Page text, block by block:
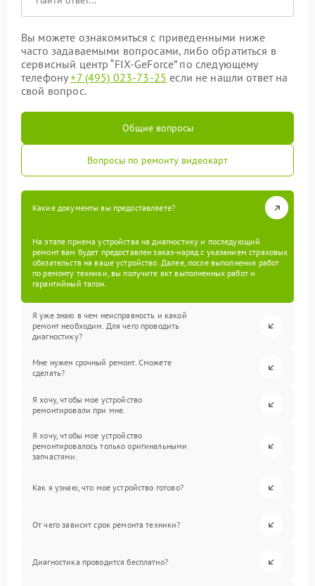
Вы можете ознакомиться с приведенными ниже
часто задаваемыми вопросами, либо обратиться в
сервисный центр “FIX-GeForce” по следующему
телефону+7 (495) 023-73-25 если не нашли ответ на
свой вопрос.
Общие вопросы
Вопросы по ремонту видеокарт
Какие документы вы предоставляете?
На этапе приема устройства на диагностику и последующий
ремонт вам будет предоставлен заказ-наряд с указанием страховых
обязательств на ваше устройство. Далее, после выполнения работ
по ремонту техники, вы получите акт выполненных работ и
гарантийный талон.
Я уже знаю в чем неисправность и какой
ремонт необходим. Для чего проводить
диагностику?
Мне нужен срочный ремонт. Сможете
сделать?
Я хочу, чтобы мое устройство
ремонтировали при мне.
Я хочу, чтобы мое устройство
ремонтировалось только оригинальными
запчастями.
Как я узнаю, что мое устройство готово?
От чего зависит срок ремонта техники?
Диагностика проводится бесплатно?